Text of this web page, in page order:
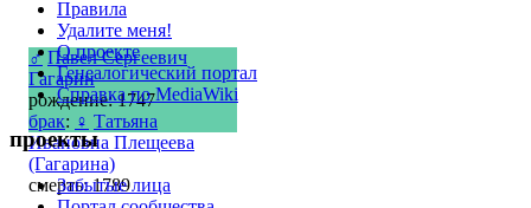
♂ Павел Сергеевич
Гагарин
рождение: 1747
брак: ♀ Татьяна
Ивановна Плещеева
(Гагарина)
смерть: 1789
Правила
Удалите меня!
О проекте
Генеалогический портал
Справка по MediaWiki
проекты
Забытые лица